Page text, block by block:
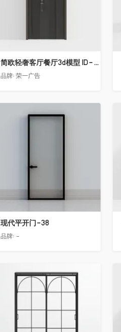
简欧轻奢客厅餐厅3d模型 ID-11490558入户门2
品牌:荣一广告
收藏
现代平开门-38
品牌: -
收藏